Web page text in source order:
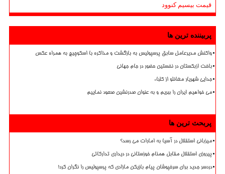
قیمت بیسیم کنوود
پربیننده ترین ها
واکنش مدیرعامل سابق پرسپولیس به بازگشت و مذاکره با اسکوچیچ به همراه عکس
باخت ازبکستان در نخستین حضور در جام جهانی
جدایی شهریار مغانلو از کلباء
می خواهیم ایران را ببریم و به عنوان صدرنشین صعود نماییم
پربحث ترین ها
میزبانی استقلال در آسیا به امارات می رسد؟
پیروزی استقلال مقابل همنام خوزستانی در دیداری تدارکاتی
دردسر جدید برای سرخپوشان پیام بازیکن مازادی که پرسپولیس را نگران کرد!